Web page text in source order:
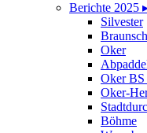
Berichte 2025
Silvester
Oker
Oker
Oker-
Böhme